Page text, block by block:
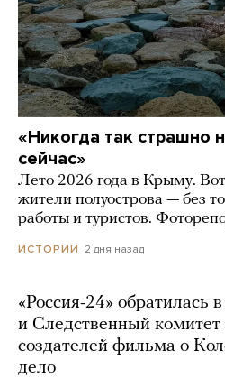
«Никогда так страшно
сейчас»
Лето 2026 года в Крыму.
жители полуострова — без
работы и туристов.
ИСТОРИИ 2 дня назад
«Россия-24» обратилась
и Следственный комитет
создателей фильма о
дело